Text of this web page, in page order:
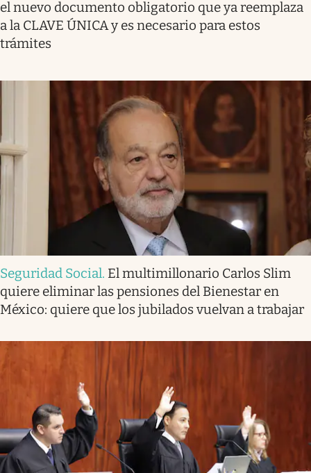
el nuevo documento obligatorio que ya reemplaza
a la CLAVE ÚNICA y es necesario para estos
trámites
Seguridad Social. El multimillonario Carlos Slim
quiere eliminar las pensiones del Bienestar en
México: quiere que los jubilados vuelvan a trabajar